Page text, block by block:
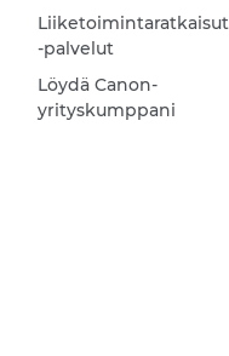
-palvelut
Löydä Canon-
yrityskumppani